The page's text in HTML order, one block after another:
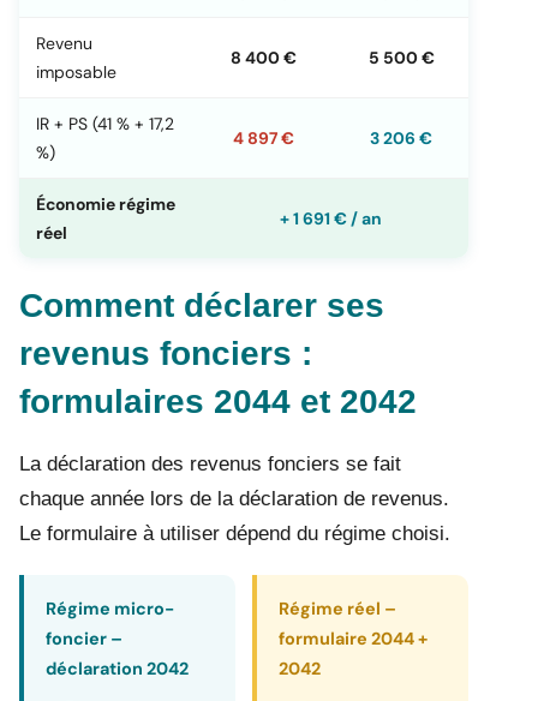
Revenu
imposable
8 400 € 5 500 €
IR + PS (41 % + 17,2
%)
4 897 € 3 206 €
Économie régime
réel
+ 1 691 € / an
Comment déclarer ses
revenus fonciers :
formulaires 2044 et 2042
La déclaration des revenus fonciers se fait
chaque année lors de la déclaration de revenus.
Le formulaire à utiliser dépend du régime choisi.
Régime micro-
foncier –
déclaration 2042
Régime réel –
formulaire 2044 +
2042